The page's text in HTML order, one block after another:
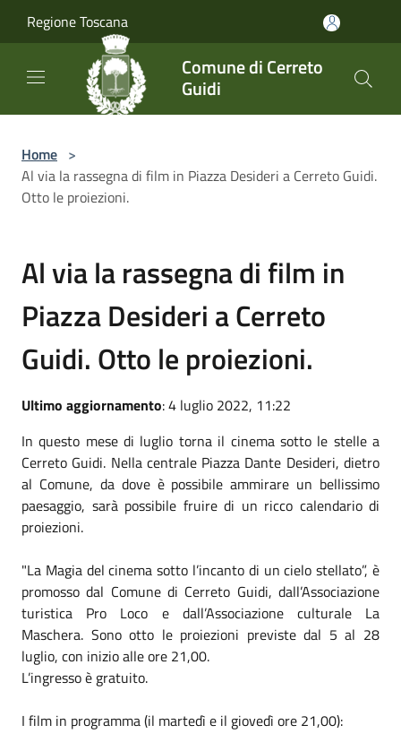
Regione Toscana
Comune di Cerreto
Guidi
Home >
Al via la rassegna di film in Piazza Desideri a Cerreto Guidi.
Otto le proiezioni.
Al via la rassegna di film in
Piazza Desideri a Cerreto
Guidi. Otto le proiezioni.
Ultimo aggiornamento: 4 luglio 2022, 11:22
In questo mese di luglio torna il cinema sotto le stelle a
Cerreto Guidi. Nella centrale Piazza Dante Desideri, dietro
al Comune, da dove è possibile ammirare un bellissimo
paesaggio, sarà possibile fruire di un ricco calendario di
proiezioni.
"La Magia del cinema sotto l’incanto di un cielo stellato”, è
promosso dal Comune di Cerreto Guidi, dall’Associazione
turistica Pro Loco e dall’Associazione culturale La
Maschera. Sono otto le proiezioni previste dal 5 al 28
luglio, con inizio alle ore 21,00.
L’ingresso è gratuito.
I film in programma (il martedì e il giovedì ore 21,00):